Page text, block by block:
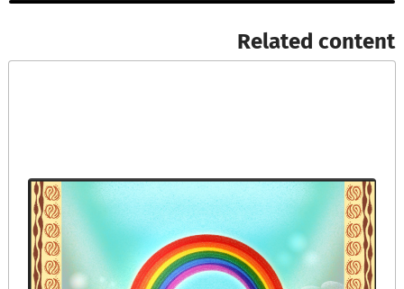
Related content​